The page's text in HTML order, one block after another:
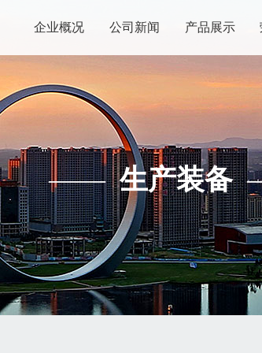
企业概况 公司新闻 产品展示
——生产装备